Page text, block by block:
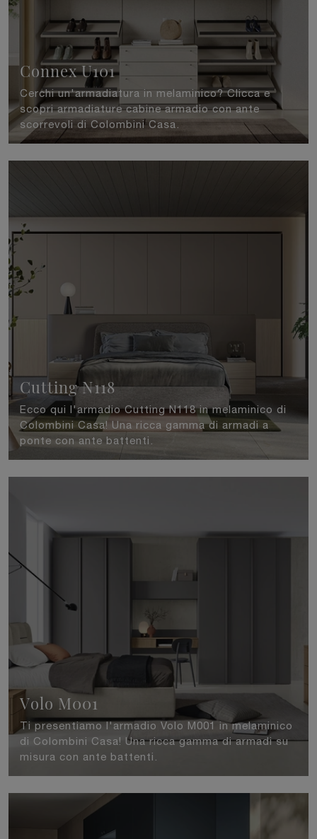
Connex U101
Cerchi un'armadiatura in melaminico? Clicca e
scopri armadiature cabine armadio con ante
scorrevoli di Colombini Casa.
Cutting N118
Ecco qui l'armadio Cutting N118 in melaminico di
Colombini Casa! Una ricca gamma di armadi a
ponte con ante battenti.
Volo M001
Ti presentiamo l'armadio Volo M001 in melaminico
di Colombini Casa! Una ricca gamma di armadi su
misura con ante battenti.